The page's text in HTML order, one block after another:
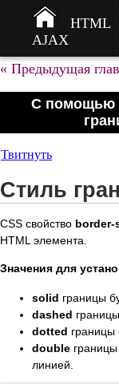
HTML
AJAX
« Предыдущая
С помощью
Твитнуть
Стиль
CSS свойство border-
HTML элемента.
Значения для
solid границы
dashed
dotted границы
double
линией.